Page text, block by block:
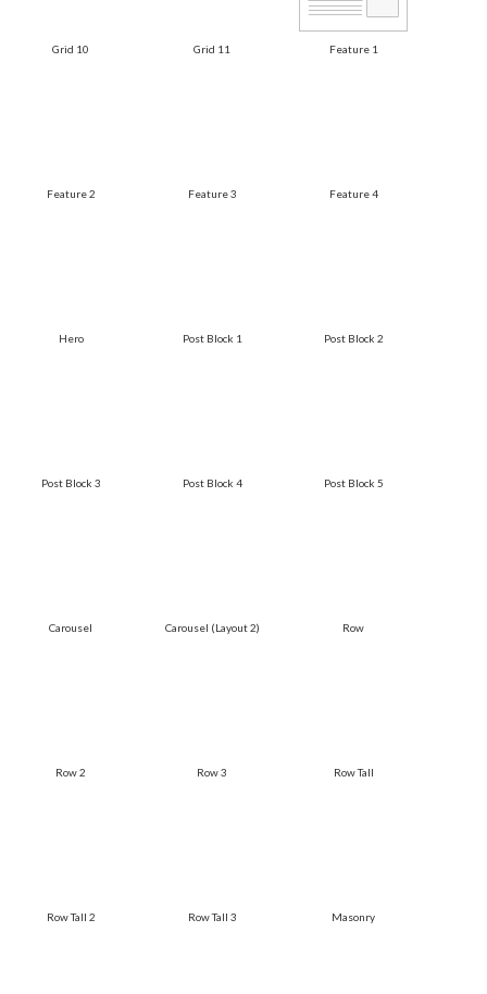
Grid 10 Grid 11 Feature 1
Feature 2 Feature 3 Feature 4
Hero Post Block 1 Post Block 2
Post Block 3 Post Block 4 Post Block 5
Carousel Carousel (Layout 2) Row
Row 2 Row 3 Row Tall
Row Tall 2 Row Tall 3 Masonry